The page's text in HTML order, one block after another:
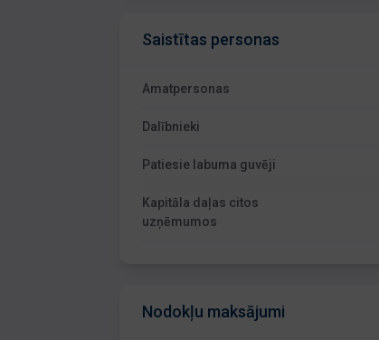
Saistītas personas
Amatpersonas
Dalībnieki
Patiesie labuma guvēji
Kapitāla daļas citos
uzņēmumos
Nodokļu maksājumi